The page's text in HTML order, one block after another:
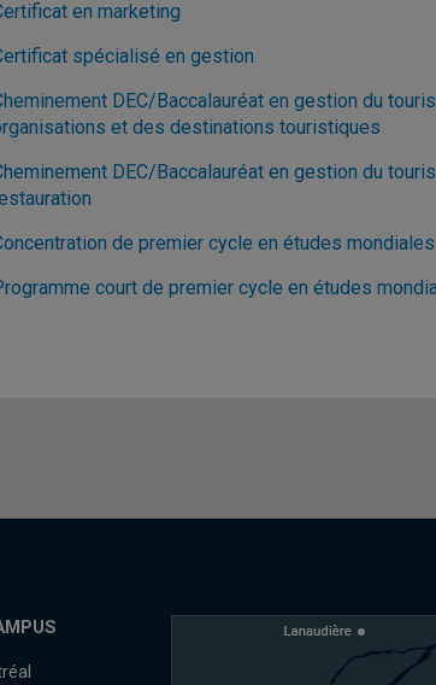
en marketing
spécialisé en gestion
DEC/Baccalauréat en gestion du
et des destinations touristiques
DEC/Baccalauréat en gestion du
de premier cycle en études mondiales
court de premier cycle en études